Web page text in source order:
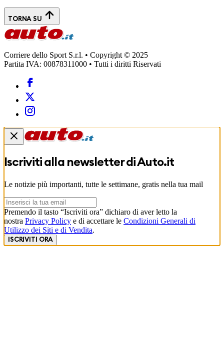
TORNA SU
Corriere dello Sport S.r.l. • Copyright © 2025
Partita IVA: 00878311000 • Tutti i diritti Riservati
Iscriviti alla newsletter diAuto.it
Le notizie più importanti, tutte le settimane, gratis nella tua mail
Premendo il tasto “Iscriviti ora” dichiaro di aver letto la
nostra Privacy Policy e di accettare le Condizioni Generali di
Utilizzo dei Siti e di Vendita.
ISCRIVITI ORA